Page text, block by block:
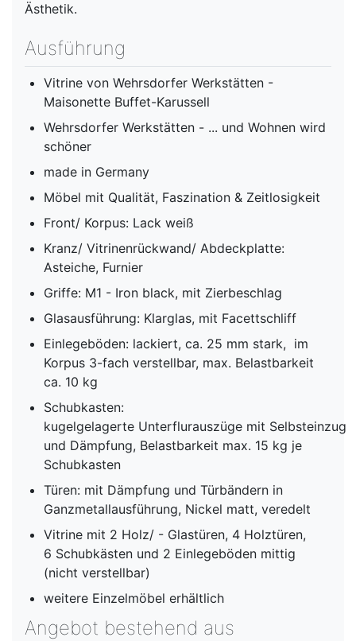
Ästhetik.
Ausführung
Vitrine von Wehrsdorfer Werkstätten -
Maisonette Buffet-Karussell
Wehrsdorfer Werkstätten - ... und Wohnen wird
schöner
made in Germany
Möbel mit Qualität, Faszination & Zeitlosigkeit
Front/ Korpus: Lack weiß
Kranz/ Vitrinenrückwand/ Abdeckplatte:
Asteiche, Furnier
Griffe: M1 - Iron black, mit Zierbeschlag
Glasausführung: Klarglas, mit Facettschliff
Einlegeböden: lackiert, ca. 25 mm stark, im
Korpus 3-fach verstellbar, max. Belastbarkeit
ca. 10 kg
Schubkasten:
kugelgelagerte Unterflurauszüge mit Selbsteinzug
und Dämpfung, Belastbarkeit max. 15 kg je
Schubkasten
Türen: mit Dämpfung und Türbändern in
Ganzmetallausführung, Nickel matt, veredelt
Vitrine mit 2 Holz/ - Glastüren, 4 Holztüren,
6 Schubkästen und 2 Einlegeböden mittig
(nicht verstellbar)
weitere Einzelmöbel erhältlich
Angebot bestehend aus